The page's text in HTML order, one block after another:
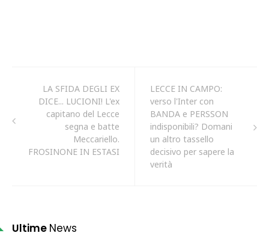
LA SFIDA DEGLI EX
DICE... LUCIONI! L'ex
capitano del Lecce
segna e batte
Meccariello.
FROSINONE IN ESTASI
LECCE IN CAMPO:
verso l'Inter con
BANDA e PERSSON
indisponibili? Domani
un altro tassello
decisivo per sapere la
verità
Ultime News